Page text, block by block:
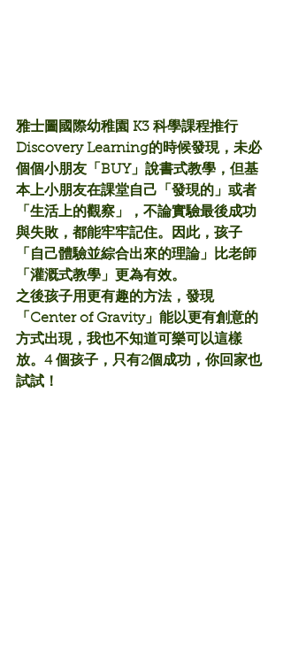
雅士圖國際幼稚園 K3 科學課程推行
Discovery Learning的時候發現，未必
個個小朋友「BUY」說書式教學，但基
本上小朋友在課堂自己「發現的」或者
「生活上的觀察」，不論實驗最後成功
與失敗，都能牢牢記住。因此，孩子
「自己體驗並綜合出來的理論」比老師
「灌溉式教學」更為有效。
之後孩子用更有趣的方法，發現
「Center of Gravity」能以更有創意的
方式出現，我也不知道可樂可以這樣
放。4 個孩子，只有2個成功，你回家也
試試！